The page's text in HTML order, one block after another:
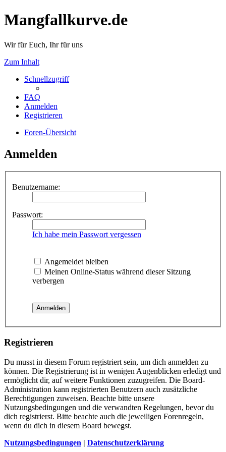
Mangfallkurve.de
Wir für Euch, Ihr für uns
Zum Inhalt
Schnellzugriff
FAQ
Anmelden
Registrieren
Foren-Übersicht
Anmelden
Benutzername:
Passwort:
Ich habe mein Passwort vergessen
Angemeldet bleiben
Meinen Online-Status während dieser Sitzung
verbergen
Registrieren
Du musst in diesem Forum registriert sein, um dich anmelden zu
können. Die Registrierung ist in wenigen Augenblicken erledigt und
ermöglicht dir, auf weitere Funktionen zuzugreifen. Die Board-
Administration kann registrierten Benutzern auch zusätzliche
Berechtigungen zuweisen. Beachte bitte unsere
Nutzungsbedingungen und die verwandten Regelungen, bevor du
dich registrierst. Bitte beachte auch die jeweiligen Forenregeln,
wenn du dich in diesem Board bewegst.
Nutzungsbedingungen | Datenschutzerklärung